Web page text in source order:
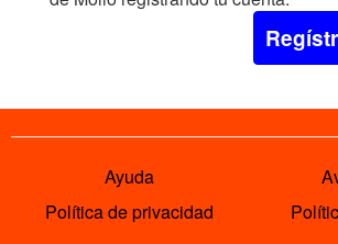
Ayuda
Política de privacidad